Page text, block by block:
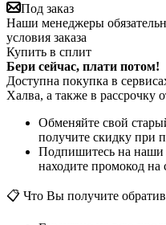
Под заказ
Наши менеджеры
условия заказа
Купить в сплит
Бери сейчас, плати потом!
Доступна покупка в
Халва, а также в рассрочку
Обменяйте свой
получите скидку при
Подпишитесь на наши
находите промокод на
📋 Что Вы получите